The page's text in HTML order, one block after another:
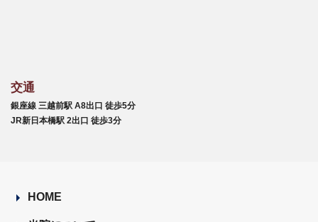
交通
銀座線 三越前駅 A8出口 徒歩5分
JR新日本橋駅 2出口 徒歩3分
HOME